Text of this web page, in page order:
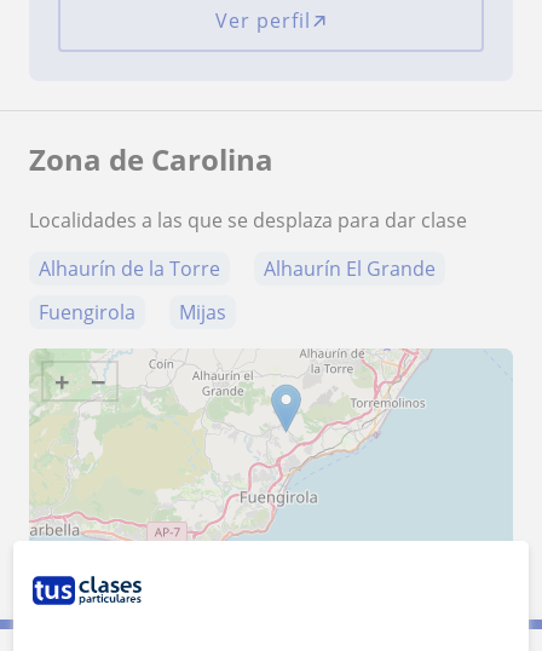
Ver perfil
Zona de Carolina
Localidades a las que se desplaza para dar clase
Alhaurín de la Torre
Alhaurín El Grande
Fuengirola
Mijas
+ −
5 mi